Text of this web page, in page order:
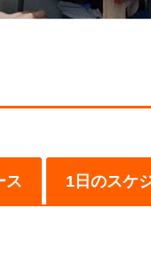
ス 1日のスケ